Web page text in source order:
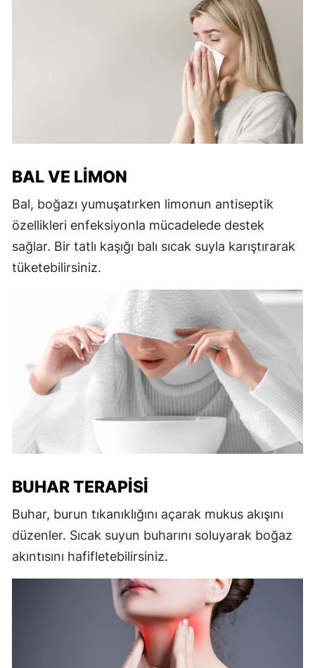
BAL VE LIMON
Bal, boğazı yumuşatırken limonun antiseptik
özellikleri enfeksiyonla mücadelede destek
sağlar. Bir tatlı kaşığı balı sıcak suyla karıştırarak
tüketebilirsiniz.
BUHAR TERAPISI
Buhar, burun tıkanıklığını açarak mukus akışını
düzenler. Sıcak suyun buharını soluyarak boğaz
akıntısını hafifletebilirsiniz.